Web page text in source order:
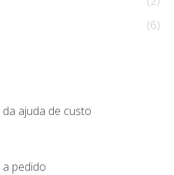
(6)
ajuda de custo
pedido